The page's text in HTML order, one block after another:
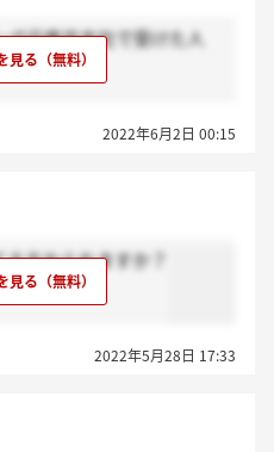
＠東京支社で受けた人
2022年6月2日 00:15
る方おられますか？
2022年5月28日 17:33